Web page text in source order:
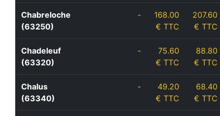
Chabreloche
(63250)
-
168.00
€ TTC
207.60
€ TTC
Chadeleuf
(63320)
-
75.60
€ TTC
88.80
€ TTC
Chalus
(63340)
-
49.20
€ TTC
68.40
€ TTC